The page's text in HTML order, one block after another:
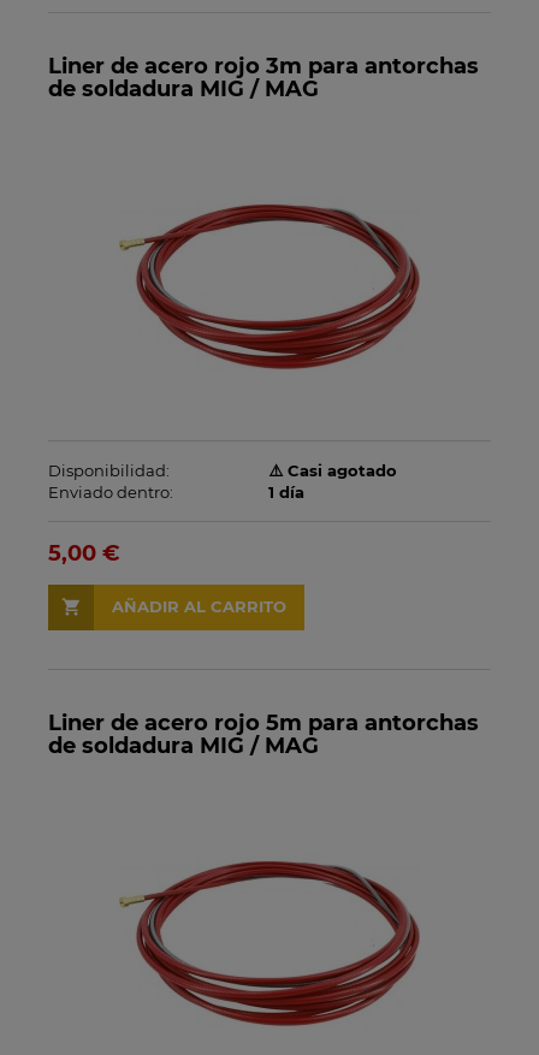
Liner de acero rojo 3m para antorchas
de soldadura MIG / MAG
Disponibilidad:
⚠️ Casi agotado
Enviado dentro:
1 día
5,00 €
AÑADIR AL CARRITO
Liner de acero rojo 5m para antorchas
de soldadura MIG / MAG